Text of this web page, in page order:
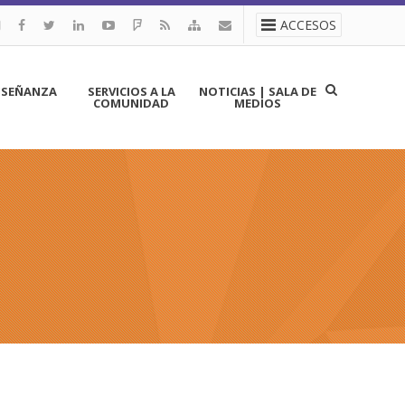
ACCESOS
SERVICIOS A LA
COMUNIDAD
NOTICIAS | SALA DE
MEDIOS